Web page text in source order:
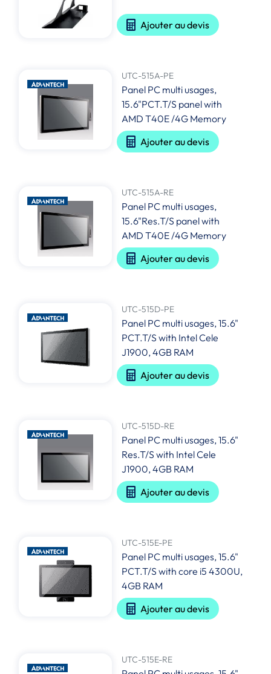
Ajouter au devis
UTC-515A-PE
Panel PC multi usages,
15.6"PCT.T/S panel with
AMD T40E /4G Memory
Ajouter au devis
UTC-515A-RE
Panel PC multi usages,
15.6"Res.T/S panel with
AMD T40E /4G Memory
Ajouter au devis
UTC-515D-PE
Panel PC multi usages, 15.6"
PCT.T/S with Intel Cele
J1900, 4GB RAM
Ajouter au devis
UTC-515D-RE
Panel PC multi usages, 15.6"
Res.T/S with Intel Cele
J1900, 4GB RAM
Ajouter au devis
UTC-515E-PE
Panel PC multi usages, 15.6"
PCT.T/S with core i5 4300U,
4GB RAM
Ajouter au devis
UTC-515E-RE